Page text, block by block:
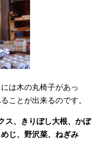
は木の丸椅子があっ
ことが出来るのです。
ス、きりぼし大根、かぼ
じ、野沢菜、ねぎみ